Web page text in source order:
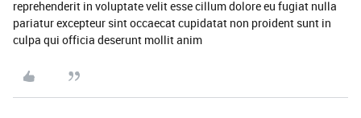
reprehenderit in voluptate velit esse cillum dolore eu fugiat nulla
pariatur excepteur sint occaecat cupidatat non proident sunt in
culpa qui officia deserunt mollit anim